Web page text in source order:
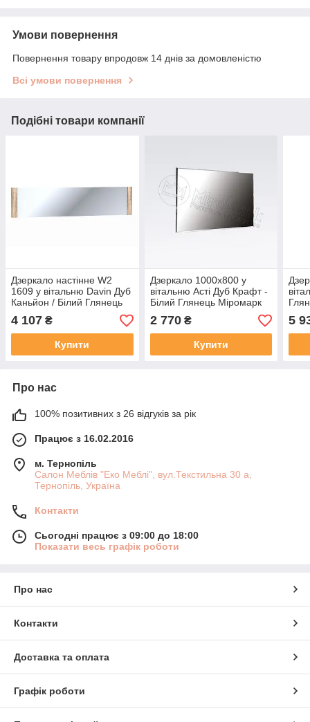
Умови повернення
Повернення товару впродовж 14 днів за домовленістю
Всі умови повернення
Подібні товари компанії
Дзеркало настінне W2
1609 у вітальню Davin Дуб
Каньйон / Білий Глянець
Blonski
4 107 ₴
Купити
Дзеркало 1000х800 у
вітальню Асті Дуб Крафт -
Білий Глянець Міромарк
2 770₴
Купити
5
Про нас
100% позитивних з 26 відгуків за рік
Працює з 16.02.2016
м. Тернопіль
Салон Меблів "Еко Меблі", вул.Текстильна 30 а,
Тернопіль, Україна
Контакти
Сьогодні працює з 09:00 до 18:00
Показати весь графік роботи
Про нас
Контакти
Доставка та оплата
Графік роботи